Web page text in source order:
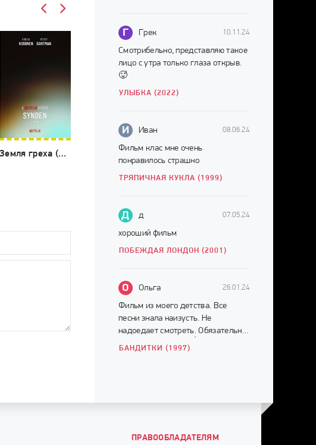
Земля греха (2026)
Г Грек 10.11.24
Смотрибельно, представляю такое
лицо с утра только глаза открыв.
🥵
УЛЫБКА (2022)
И Иван 08.06.24
Фильм клас мне очень
понравилось страшно
ТРЯПИЧНАЯ КУКЛА (1999)
Д д 07.05.24
хороший фильм
ПОБЕЖДАЯ ЛОНДОН (2001)
О Ольга 26.01.24
Фильм из моего детства. Все
песни знала наизусть. Не
надоедает смотреть. Обязательно
смотреть до конца ☝️
БАНДИТКИ (1997)
ПРАВООБЛАДАТЕЛЯМ